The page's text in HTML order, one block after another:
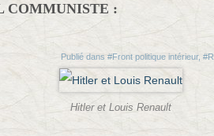
COMMUNISTE :
Publié dans #Front politique intérieur,
Hitler et Louis Renault